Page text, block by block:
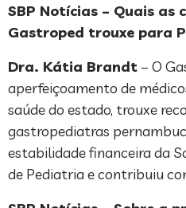
SBP Notícias – Quais as
Gastroped trouxe para
Dra. Kátia Brandt – O
aperfeiçoamento de
saúde do estado, trouxe
gastropediatras
estabilidade financeira da
de Pediatria e contribuiu